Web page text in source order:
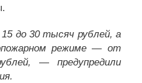
до 30 тысяч рублей, а
режиме — от
— предупредили